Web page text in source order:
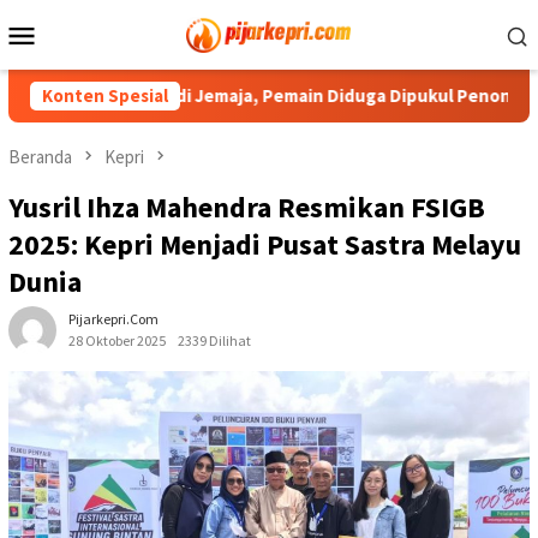
ke
Mobile
Konten Spesial
HUT RI di Jemaja, Pemain Diduga Dipukul Penonton
Beranda Kepri
Yusril Ihza Mahendra Resmikan FSIGB
2025: Kepri Menjadi Pusat Sastra Melayu
Dunia
Pijarkepri.com
28 Oktober 2025
2339 Dilihat